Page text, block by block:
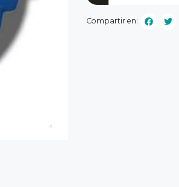
Compartir en: